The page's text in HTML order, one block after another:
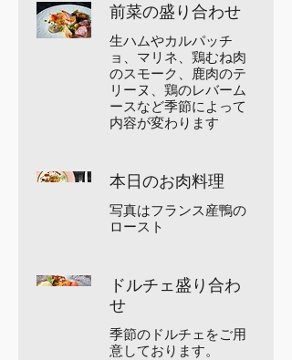
前菜の盛り合わせ
生ハムやカルパッチ
ョ、マリネ、鶏むね肉
のスモーク、鹿肉のテ
リーヌ、鶏のレバーム
ースなど季節によって
内容が変わります
本日のお肉料理
写真はフランス産鴨の
ロースト
ドルチェ盛り合わ
せ
季節のドルチェをご用
意しております。